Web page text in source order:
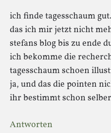
ich finde tagesschaum
das ich mir jetzt nicht
stefans blog bis zu ende
ich bekomme die
tagesschaum schoen
ja, und das die pointen
ihr bestimmt schon
Antworten